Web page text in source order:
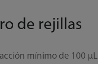
de rejillas
mínimo de 100 μL